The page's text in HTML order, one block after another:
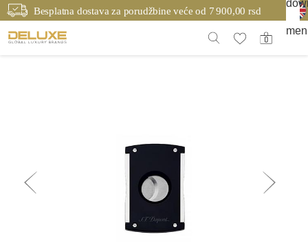
Besplatna dostava za porudžbine veće od 7 900,00 rsd